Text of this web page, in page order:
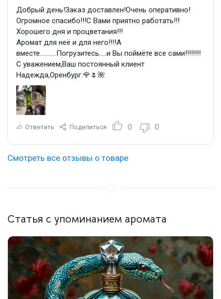
Добрый день!Заказ доставлен!Очень оперативно!
Огромное спасибо!!!С Вами приятно работать!!!
Хорошего дня и процветания!!!
Аромат для неё и для него!!!!А
вместе………..Погрузитесь…..и Вы поймёте все сами!!!!!!!!
С уважением,Ваш постоянный клиент
Надежда,Оренбург.🌹🌷🌺
Ответить Поделиться 0 0
Смотреть все отзывы о товаре
Статья с упоминанием аромата